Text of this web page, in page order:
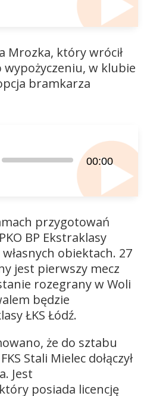
Mrozka, który wrócił
wypożyczeniu, w klubie
bramkarza
00:00
przygotowań
BP Ekstraklasy
obiektach. 27
jest pierwszy mecz
rozegrany w Woli
będzie
ŁKS Łódź.
że do sztabu
Stali Mielec dołączył
Jest
posiada licencję